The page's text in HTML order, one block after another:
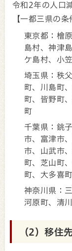
令和2年の人口
【一都三県の
東京都：檜
島村、神津
ケ島村、小
埼玉県：秩
町、川島町
町、皆野町
町
千葉県：銚
市、富津市
市、山武市
町、芝山町
町、大多喜
神奈川県：
河原町、清
（2）移住